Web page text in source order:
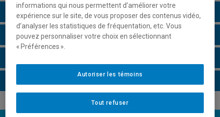
Description du cours
Horaire - Été 2026
informations qui nous permettent d’améliorer votre
expérience sur le site, de vous proposer des contenus vidéo,
d’analyser les statistiques de fréquentation, etc. Vous
pouvez personnaliser votre choix en sélectionnant
« Préférences ».
Tout refuser
Autoriser les témoins